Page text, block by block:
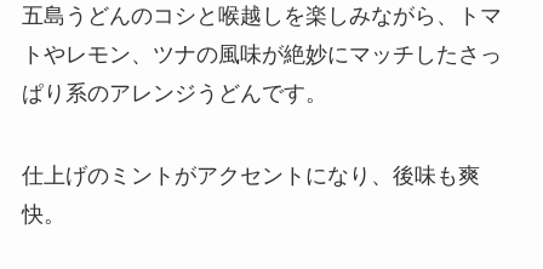
五島うどんのコシと喉越しを楽しみながら、トマ
トやレモン、ツナの風味が絶妙にマッチしたさっ
ぱり系のアレンジうどんです。
仕上げのミントがアクセントになり、後味も爽
快。